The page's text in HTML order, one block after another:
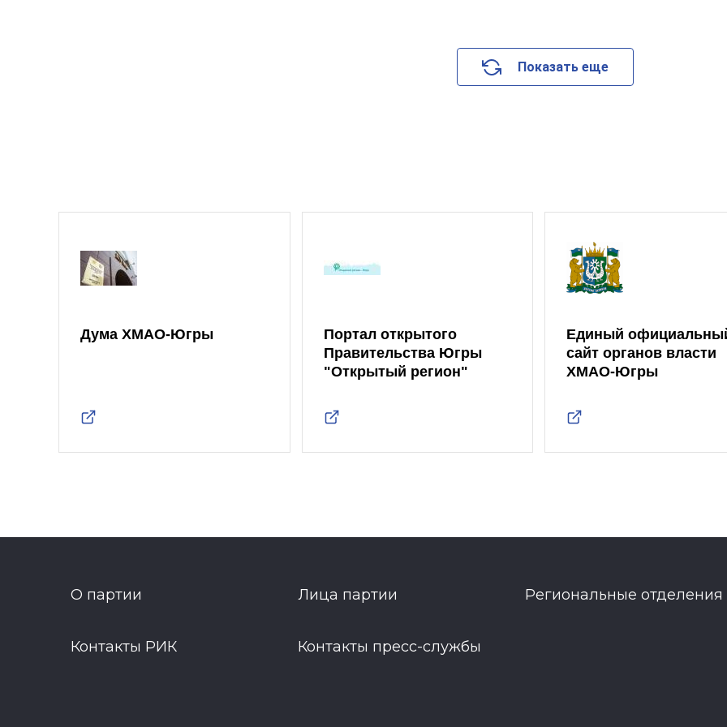
Показать еще
Дума ХМАО-Югры
Портал открытого
Правительства Югры
"Открытый регион"
Единый
сайт органов власти
ХМАО-Югры
О партии Лица партии Региональные отделения
Контакты РИК Контакты пресс-службы